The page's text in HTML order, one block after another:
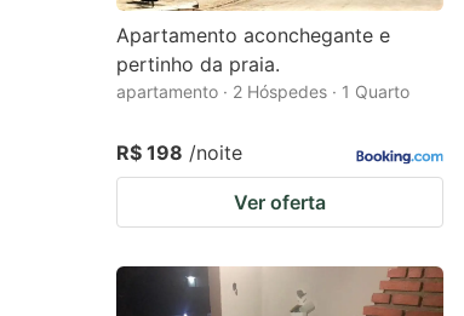
Apartamento aconchegante e
pertinho da praia.
apartamento · 2 Hóspedes · 1 Quarto
R$ 198 /noite
Ver oferta